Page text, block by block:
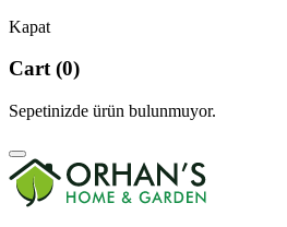
Kapat
Cart(0)
Sepetinizde ürün bulunmuyor.